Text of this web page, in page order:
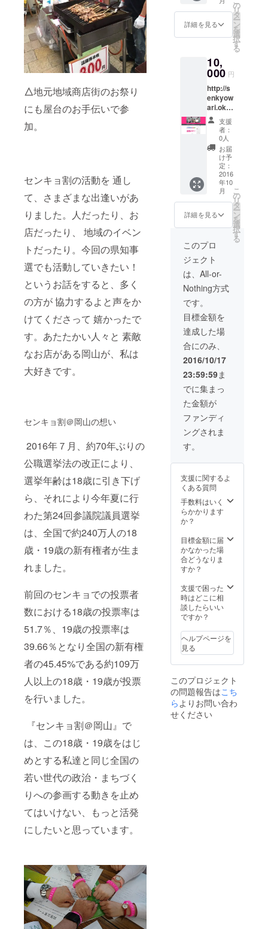
△地元地域商店街のお祭り
にも屋台のお手伝いで参
加。
センキョ割の活動を 通し
て、さまざまな出逢いがあ
りました。人だったり、お
店だったり、 地域のイベン
トだったり。今回の県知事
選でも活動していきたい！
というお話をすると、多く
の方が 協力するよと声をか
けてくださって 嬉かったで
す。あたたかい人々と 素敵
なお店がある岡山が、私は
大好きです。
センキョ割＠岡山の想い
2016年７月、約70年ぶりの
公職選挙法の改正により、
選挙年齢は18歳に引き下げ
ら、それにより今年夏に行
わた第24回参議院議員選挙
は、全国で約240万人の18
歳・19歳の新有権者が生ま
れました。
前回のセンキョでの投票者
数における18歳の投票率は
51.7％、19歳の投票率は
39.66％となり全国の新有権
者の45.45%である約109万
人以上の18歳・19歳が投票
を行いました。
『センキョ割＠岡山』で
は、この18歳・19歳をはじ
めとする私達と同じ全国の
若い世代の政治・まちづく
りへの参画する動きを止め
てはいけない、もっと活発
にしたいと思っています。
イズ
横 210
㎜×
縦 297
㎜）
詳細を見る
の
リ
タ
ー
ン
を
選
択
す
る
10,
000 円
http://s
enkyow
ari.oka
yama.c
o/ セン
キョ割
＠岡山
の公式
サイト
のバ
ナーで
す。割
引期間
中1日表
示され
ます。
支援
者：
0人
お届
け予
定：
2016
年10
月
詳細を見る
こ
の
リ
タ
ー
ン
を
選
択
す
る
このプロ
ジェクト
は、All-or-
Nothing方式
です。
目標金額を
達成した場
合にのみ、
2016/10/17
23:59:59ま
でに集まっ
た金額が
ファンディ
ングされま
す。
支援に関するよ
くある質問
手数料はいく
らかかります
か？
目標金額に届
かなかった場
合どうなりま
すか？
支援で困った
時はどこに相
談したらいい
ですか？
ヘルプページを
見る
このプロジェクト
の問題報告はこち
ら よりお問い合わ
せください